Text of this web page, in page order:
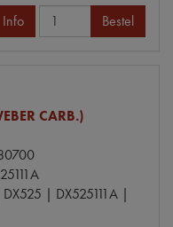
Info Bestel
CARB.)
| DX525111A |